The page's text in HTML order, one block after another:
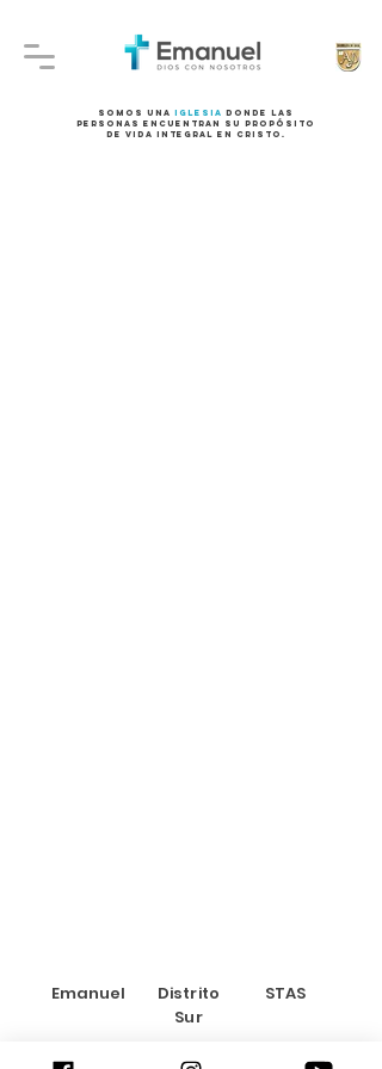
Somos una iglesia donde las
personas encuentran
su propósito
de vida integral en Cristo.
Emanuel
Distrito
Sur
STAS